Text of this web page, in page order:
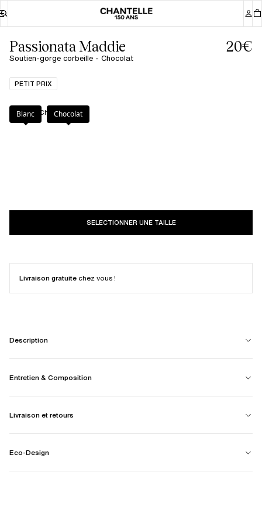
Passionata Maddie
Soutien-gorge corbeille - Chocolat
20€
PETIT PRIX
Couleur Chocolat
Blanc Chocolat
SELECTIONNER UNE TAILLE
Livraison gratuite chez vous !
Description
Entretien & Composition
Livraison et retours
Eco-Design